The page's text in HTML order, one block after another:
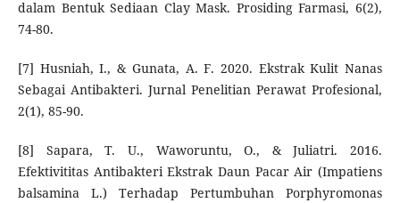
dalam Bentuk Sediaan Clay Mask. Prosiding Farmasi, 6(2),
74-80.
[7] Husniah, I., & Gunata, A. F. 2020. Ekstrak Kulit Nanas
Sebagai Antibakteri. Jurnal Penelitian Perawat Profesional,
2(1), 85-90.
[8] Sapara, T. U., Waworuntu, O., & Juliatri. 2016.
Efektivititas Antibakteri Ekstrak Daun Pacar Air (Impatiens
balsamina L.) Terhadap Pertumbuhan Porphyromonas